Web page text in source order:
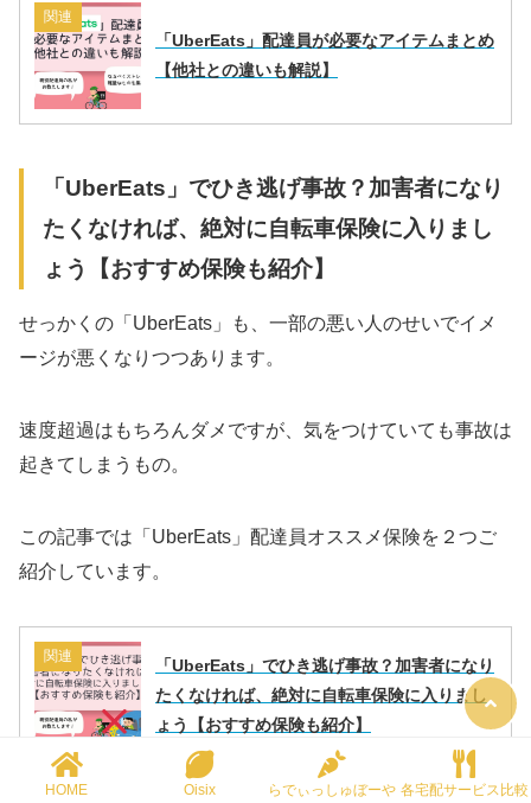
関連
「UberEats」配達員が必要なアイテムまとめ
【他社との違いも解説】
「UberEats」でひき逃げ事故？加害者になり
たくなければ、絶対に自転車保険に入りまし
ょう【おすすめ保険も紹介】
せっかくの「UberEats」も、一部の悪い人のせいでイメ
ージが悪くなりつつあります。
速度超過はもちろんダメですが、気をつけていても事故は
起きてしまうもの。
この記事では「UberEats」配達員オススメ保険を２つご
紹介しています。
関連
「UberEats」でひき逃げ事故？加害者になり
たくなければ、絶対に自転車保険に入りまし
ょう【おすすめ保険も紹介】
HOME Oisix らでぃっしゅぼーや 各宅配サービス比較